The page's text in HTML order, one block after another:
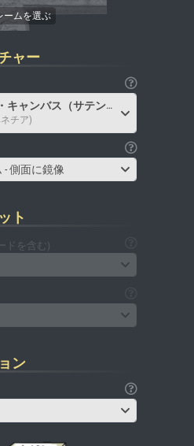
ャー
キャンバス（サテン）
チア)
- 側面に鏡像
ト
ドを含む)
ン